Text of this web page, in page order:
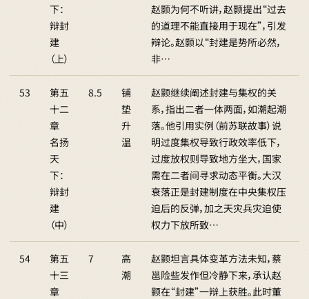
下：
辩封
建
（上）
赵颢为何不听讲，赵颢提出“过去
的道理不能直接用于现在”，引发
辩论。赵颢以“封建是势所必然，
非…
53
第五
十二
章
名扬
天
下：
辩封
建
（中）
8.5
铺
垫
升
温
赵颢继续阐述封建与集权的关
系，指出二者一体两面，如潮起潮
落。他引用实例（前苏联故事）说
明过度集权导致行政效率低下，
过度放权则导致地方坐大，国家
需在二者间寻求动态平衡。大汉
衰落正是封建制度在中央集权压
迫后的反弹，加之天灾兵灾迫使
权力下放所致…
54
第五
十三
章
7
高
潮
赵颢坦言具体变革方法未知，蔡
邕险些发作但冷静下来，承认赵
颢在“封建”一辩上获胜。此时董